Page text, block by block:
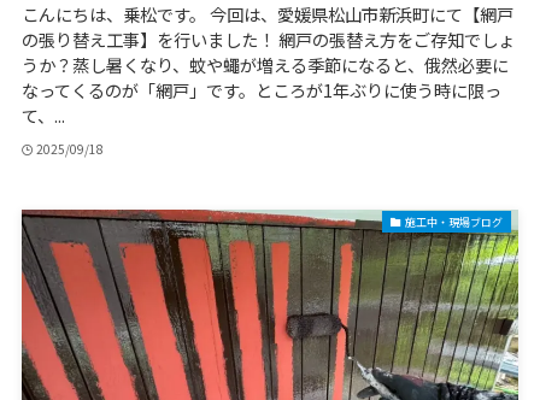
こんにちは、乗松です。 今回は、愛媛県松山市新浜町にて【網戸
の張り替え工事】を行いました！ 網戸の張替え方をご存知でしょ
うか？蒸し暑くなり、蚊や蠅が増える季節になると、俄然必要に
なってくるのが「網戸」です。ところが1年ぶりに使う時に限っ
て、...
2025/09/18
施工中・現場ブログ